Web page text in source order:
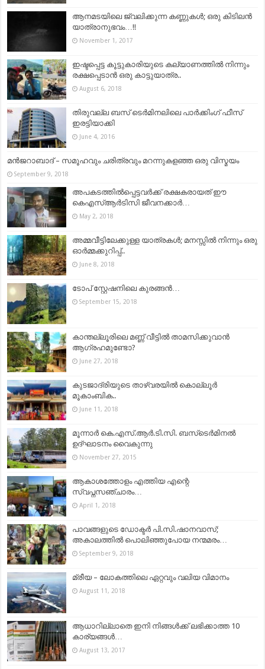
ആനമടയിലെ ജ്വലിക്കുന്ന കണ്ണുകൾ; ഒരു കിടിലന്‍
യാത്രാനുഭവം…!!
November 1, 2017
ഇഷ്ടപ്പെട്ട കൂട്ടുകാരിയുടെ കല്യാണത്തിൽ നിന്നും
രക്ഷപ്പെടാൻ ഒരു കാട്ടുയാത്ര..
August 6, 2018
തിരുവല്ല ബസ് ടെർമിനലിലെ പാർക്കിംഗ് ഫീസ്‌
ഇരട്ടിയാക്കി
June 4, 2016
മൻജറാബാദ് – സമൂഹവും ചരിത്രവും മറന്നുകളഞ്ഞ ഒരു വിസ്മയം
September 9, 2018
അപകടത്തില്‍പ്പെട്ടവര്‍ക്ക് രക്ഷകരായത് ഈ
കെഎസ്ആര്‍ടിസി ജീവനക്കാര്‍…
May 2, 2018
അമ്മവീട്ടിലേക്കുള്ള യാത്രകൾ; മനസ്സിൽ നിന്നും ഒരു
ഓർമ്മക്കുറിപ്പ്..
June 8, 2018
ടോപ് സ്റ്റേഷനിലെ കുരങ്ങൻ…
September 15, 2018
കാന്തല്ലൂരിലെ മണ്ണ് വീട്ടിൽ താമസിക്കുവാൻ
ആഗ്രഹമുണ്ടോ?
June 27, 2018
കുടജാദ്രിയുടെ താഴ്വരയിൽ കൊല്ലൂർ
മൂകാംബിക..
June 11, 2018
മൂന്നാർ കെ.എസ്‌.ആര്‍.ടി.സി. ബസ്‌ടെര്‍മിനല്‍
ഉദ്‌ഘാടനം വൈകുന്നു
November 27, 2015
ആകാശത്തോളം എത്തിയ എന്റെ
സ്വപ്നസഞ്ചാരം…
April 1, 2018
പാവങ്ങളുടെ ഡോക്ടർ പി.സി.ഷാനവാസ്;
അകാലത്തിൽ പൊലിഞ്ഞുപോയ നന്മമരം…
September 9, 2018
മ്രീയ – ലോകത്തിലെ ഏറ്റവും വലിയ വിമാനം
August 11, 2018
ആധാറില്ലാതെ ഇനി നിങ്ങള്‍ക്ക് ലഭിക്കാത്ത 10
കാര്യങ്ങള്‍…
August 13, 2017